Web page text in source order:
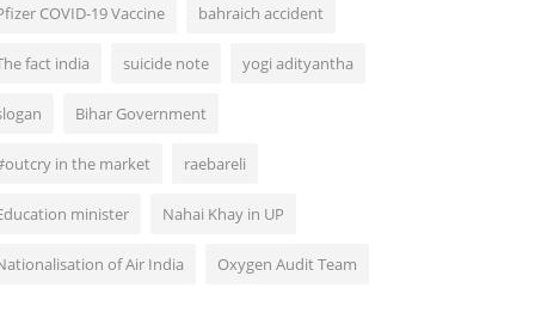
COVID-19 Vaccine bahraich accident
fact india suicide note yogi adityantha
Bihar Government
in the market raebareli
minister Nahai Khay in UP
of Air India Oxygen Audit Team